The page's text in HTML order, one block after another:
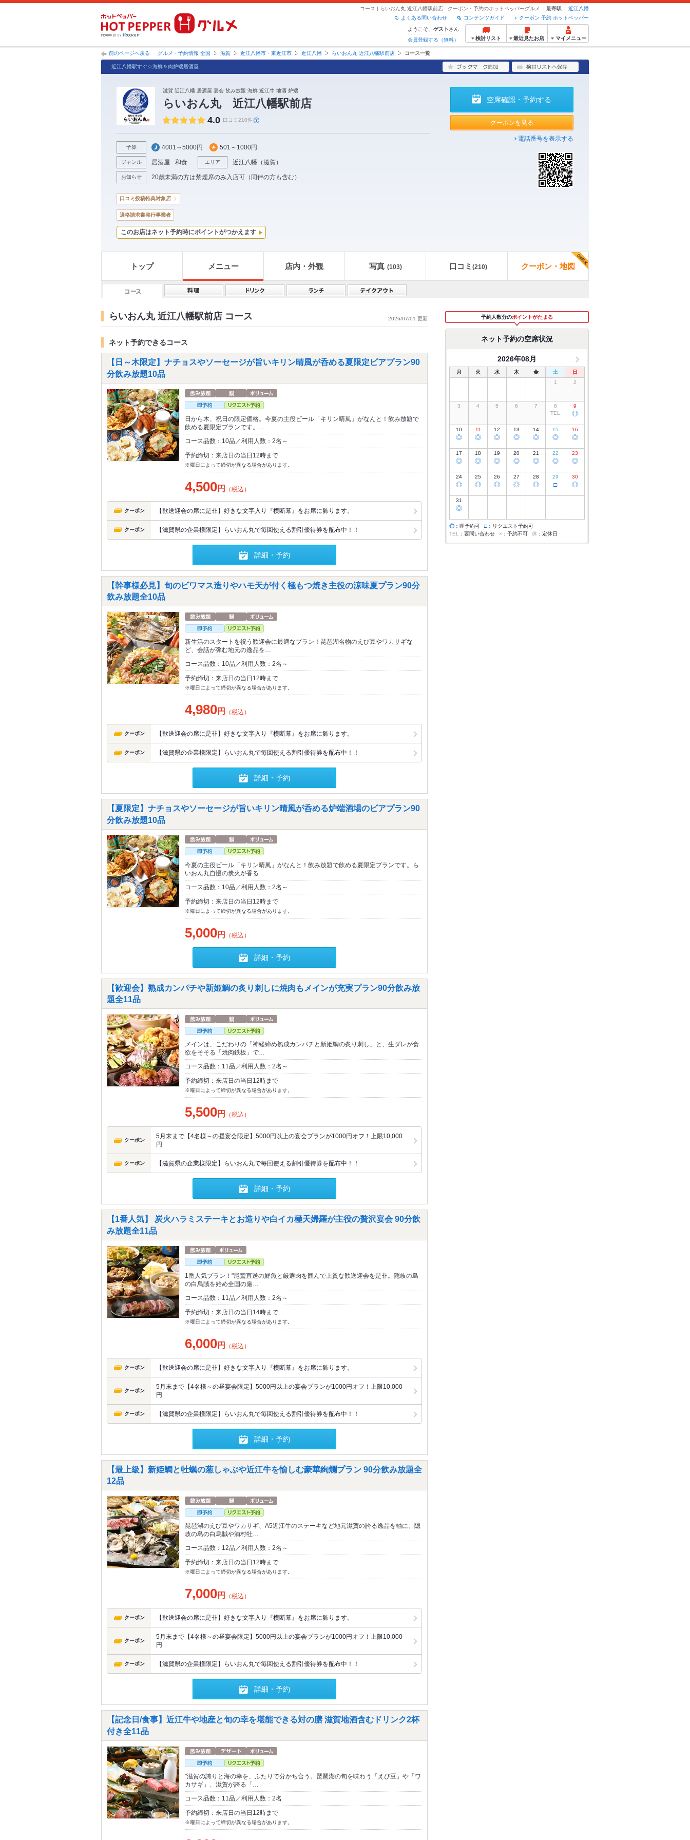
コース | らいおん丸 近江八幡駅前店 - クーポン・予約のホットペッパーグルメ 最寄駅：
近江八幡
クーポン 予約 ホットペッパー
コンテンツガイド
よくある問い合わせ
ようこそ、 ゲスト さん
会員登録する（無料）
検討リスト 最近見たお店 マイメニュー
前のページへ戻る グルメ・予約情報 全国 滋賀 近江八幡市・東近江市 近江八幡 らいおん丸 近江八幡駅前店 コース一覧
近江八幡駅すぐ☆海鮮＆肉炉端居酒屋
滋賀 近江八幡 居酒屋 宴会 飲み放題 海鮮 近江牛 地酒 炉端
らいおん丸 近江八幡駅前店
4.0 口コミ210件
予算 4001～5000円 501～1000円
ジャンル 居酒屋 和食 エリア 近江八幡 （滋賀）
お知らせ 20歳未満の方は禁煙席のみ入店可（同伴の方も含む）
空席確認・予約する
クーポンを見る
電話番号を表示する
口コミ投稿特典対象店
適格請求書発行事業者
このお店はネット予約時にポイントがつかえます
トップ メニュー 店内・外観 写真 (103) 口コミ (210) クーポン・地図
らいおん丸 近江八幡駅前店 コース 2026/07/01 更新
ネット予約できるコース
【日～木限定】ナチョスやソーセージが旨いキリン晴風が呑める夏限定ビアプラン90
分飲み放題10品
日から木、祝日の限定価格。今夏の主役ビール「キリン晴風」がなんと！飲み放題で
飲める夏限定プランです。…
コース品数：10品／利用人数：2名～
予約締切：来店日の当日12時まで
※曜日によって締切が異なる場合があります。
4,500円 （税込）
クーポン 【歓送迎会の席に是非】好きな文字入り『横断幕』をお席に飾ります。
クーポン 【滋賀県の企業様限定】らいおん丸で毎回使える割引優待券を配布中！！
詳細・予約
【幹事様必見】旬のビワマス造りやハモ天が付く極もつ焼き主役の涼味夏プラン90分
飲み放題全10品
新生活のスタートを祝う歓迎会に最適なプラン！琵琶湖名物のえび豆やワカサギな
ど、会話が弾む地元の逸品を…
コース品数：10品／利用人数：2名～
予約締切：来店日の当日12時まで
※曜日によって締切が異なる場合があります。
4,980円 （税込）
クーポン 【歓送迎会の席に是非】好きな文字入り『横断幕』をお席に飾ります。
クーポン 【滋賀県の企業様限定】らいおん丸で毎回使える割引優待券を配布中！！
詳細・予約
【夏限定】ナチョスやソーセージが旨いキリン晴風が呑める炉端酒場のビアプラン90
分飲み放題10品
今夏の主役ビール「キリン晴風」がなんと！飲み放題で飲める夏限定プランです。ら
いおん丸自慢の炭火が香る…
コース品数：10品／利用人数：2名～
予約締切：来店日の当日12時まで
※曜日によって締切が異なる場合があります。
5,000円 （税込）
詳細・予約
【歓迎会】熟成カンパチや新姫鯛の炙り刺しに焼肉もメインが充実プラン90分飲み放
題全11品
メインは、こだわりの「神経締め熟成カンパチと新姫鯛の炙り刺し」と、生ダレが食
欲をそそる「焼肉鉄板」で…
コース品数：11品／利用人数：2名～
予約締切：来店日の当日12時まで
※曜日によって締切が異なる場合があります。
5,500円 （税込）
クーポン
5月末まで【4名様～の昼宴会限定】5000円以上の宴会プランが1000円オフ！上限10,000
円
クーポン 【滋賀県の企業様限定】らいおん丸で毎回使える割引優待券を配布中！！
詳細・予約
【1番人気】 炭火ハラミステーキとお造りや白イカ極天婦羅が主役の贅沢宴会 90分飲
み放題全11品
1番人気プラン！"尾鷲直送の鮮魚と厳選肉を囲んで上質な歓送迎会を是非。隠岐の島
の白烏賊を始め全国の厳…
コース品数：11品／利用人数：2名～
予約締切：来店日の当日14時まで
※曜日によって締切が異なる場合があります。
6,000円 （税込）
クーポン 【歓送迎会の席に是非】好きな文字入り『横断幕』をお席に飾ります。
クーポン
5月末まで【4名様～の昼宴会限定】5000円以上の宴会プランが1000円オフ！上限10,000
円
クーポン 【滋賀県の企業様限定】らいおん丸で毎回使える割引優待券を配布中！！
詳細・予約
【最上級】新姫鯛と牡蠣の葱しゃぶや近江牛を愉しむ豪華絢爛プラン 90分飲み放題全
12品
琵琶湖のえび豆やワカサギ、A5近江牛のステーキなど地元滋賀の誇る逸品を軸に、隠
岐の島の白烏賊や浦村牡…
コース品数：12品／利用人数：2名～
予約締切：来店日の当日12時まで
※曜日によって締切が異なる場合があります。
7,000円 （税込）
クーポン 【歓送迎会の席に是非】好きな文字入り『横断幕』をお席に飾ります。
クーポン
5月末まで【4名様～の昼宴会限定】5000円以上の宴会プランが1000円オフ！上限10,000
円
クーポン 【滋賀県の企業様限定】らいおん丸で毎回使える割引優待券を配布中！！
詳細・予約
【記念日/食事】近江牛や地産と旬の幸を堪能できる対の膳 滋賀地酒含むドリンク2杯
付き全11品
"滋賀の誇りと海の幸を、ふたりで分かち合う。琵琶湖の旬を味わう「えび豆」や「ワ
カサギ」、滋賀が誇る「…
コース品数：11品／利用人数：2名
予約締切：来店日の当日12時まで
※曜日によって締切が異なる場合があります。
予約人数分のポイントがたまる
ネット予約の空席状況
2026年08月
月 火 水 木 金 土
日
1
2
3 4 5 6 7
8
TEL
9
◎
10
◎
11
◎
12
◎
13
◎
14
◎
15
◎
16
◎
17
◎
18
◎
19
◎
20
◎
21
◎
22
◎
23
◎
24
◎
25
◎
26
◎
27
◎
28
◎
29
□
30
◎
31
◎
◎ ：即予約可 □ ：リクエスト予約可
TEL
：要問い合わせ × ：予約不可 休 ：定休日